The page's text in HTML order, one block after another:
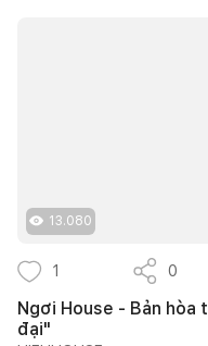
13.080
1 0
Ngơi House - Bản
đại"